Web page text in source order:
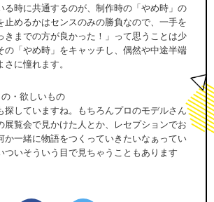
る時に共通するのが、制作時の「やめ時」の
止めるかはセンスのみの勝負なので、一手を
きまでの方が良かった！」って思うことは少
の「やめ時」をキャッチし、偶然や中途半端
に憧れます。
・欲しいもの
探していますね。もちろんプロのモデルさん
展覧会で見かけた人とか、レセプションでお
か一緒に物語をつくっていきたいなぁってい
ついそういう目で見ちゃうこともあります